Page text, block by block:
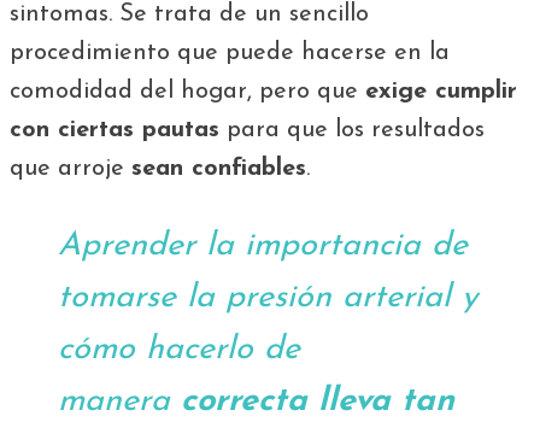
sintomas. Se trata de un sencillo
procedimiento que puede hacerse en la
comodidad del hogar, pero que exige cumplir
con ciertas pautas para que los resultados
que arroje sean confiables.
Aprender la importancia de
tomarse la presión arterial y
cómo hacerlo de
manera correcta lleva tan